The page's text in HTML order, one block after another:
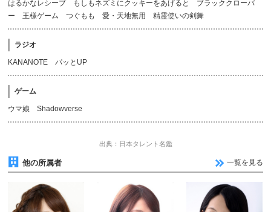
はるかなレシーブ もしもネズミにクッキーをあげると ブラッククローバ
ー 王様ゲーム つぐもも 愛・天地無用 精霊使いの剣舞
ラジオ
KANANOTE パッとUP
ゲーム
ウマ娘 Shadowverse
出典：日本タレント名鑑
他の所属者 一覧を見る